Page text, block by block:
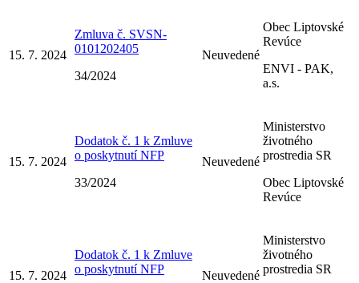
15. 7. 2024
Zmluva č. SVSN-
0101202405
34/2024
Neuvedené
Obec Liptovské
Revúce
ENVI - PAK,
a.s.
15. 7. 2024
Dodatok č. 1 k Zmluve
o poskytnutí NFP
33/2024
Neuvedené
Ministerstvo
životného
prostredia SR
Obec Liptovské
Revúce
15. 7. 2024
Dodatok č. 1 k Zmluve
o poskytnutí NFP
Neuvedené
Ministerstvo
životného
prostredia SR